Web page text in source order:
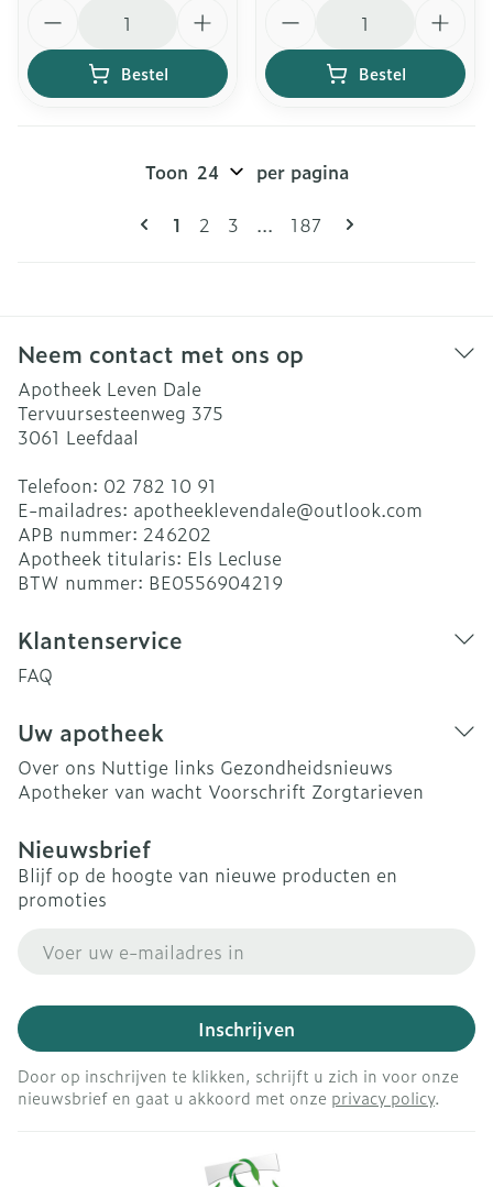
Bestel Bestel
Pagina's
U lees momenteel pagina
1 Pagina
2 Pagina
3 ... Pagina
187
Toon per pagina
Neem contact met ons op
Apotheek Leven Dale
Tervuursesteenweg 375
3061 Leefdaal
Telefoon: 02 782 10 91
E-mailadres: apotheeklevendale@outlook.com
APB nummer: 246202
Apotheek titularis: Els Lecluse
BTW nummer: BE0556904219
Klantenservice
FAQ
Uw apotheek
Over ons Nuttige links Gezondheidsnieuws
Apotheker van wacht Voorschrift Zorgtarieven
Nieuwsbrief
Blijf op de hoogte van nieuwe producten en
promoties
Inschrijven
Door op inschrijven te klikken, schrijft u zich in voor onze
nieuwsbrief en gaat u akkoord met onze privacy policy.